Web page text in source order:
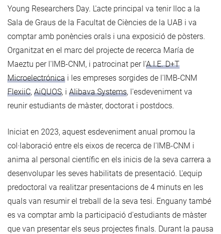
Young Researchers Day. L'acte principal va tenir lloc a la
Sala de Graus de la Facultat de Ciències de la UAB i va
comptar amb ponències orals i una exposició de pòsters.
Organitzat en el marc del projecte de recerca María de
Maeztu per l'IMB-CNM, i patrocinat per l'A.I.E. D+T
Microelectrónica i les empreses sorgides de l'IMB-CNM
FlexiiC, AiQUOS, i Alibava Systems, l'esdeveniment va
reunir estudiants de màster, doctorat i postdocs.
Iniciat en 2023, aquest esdeveniment anual promou la
col·laboració entre els eixos de recerca de l'IMB-CNM i
anima al personal científic en els inicis de la seva carrera a
desenvolupar les seves habilitats de presentació. L'equip
predoctoral va realitzar presentacions de 4 minuts en les
quals van resumir el treball de la seva tesi. Enguany també
es va comptar amb la participació d'estudiants de màster
que van presentar els seus projectes finals. Durant la pausa